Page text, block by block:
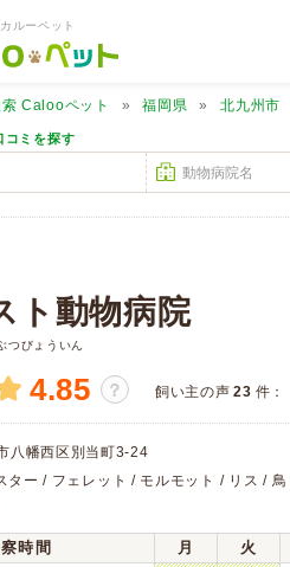
ルーペット
Calooペット 福岡県 北九州市
コミを探す
ト動物病院
つびょういん
4.85 ？ 飼い主の声 23 件：
八幡西区別当町3-24
ター / フェレット / モルモット / リス /
時間 月 火